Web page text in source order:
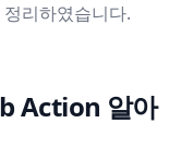
리하였습니다.
Action 알아